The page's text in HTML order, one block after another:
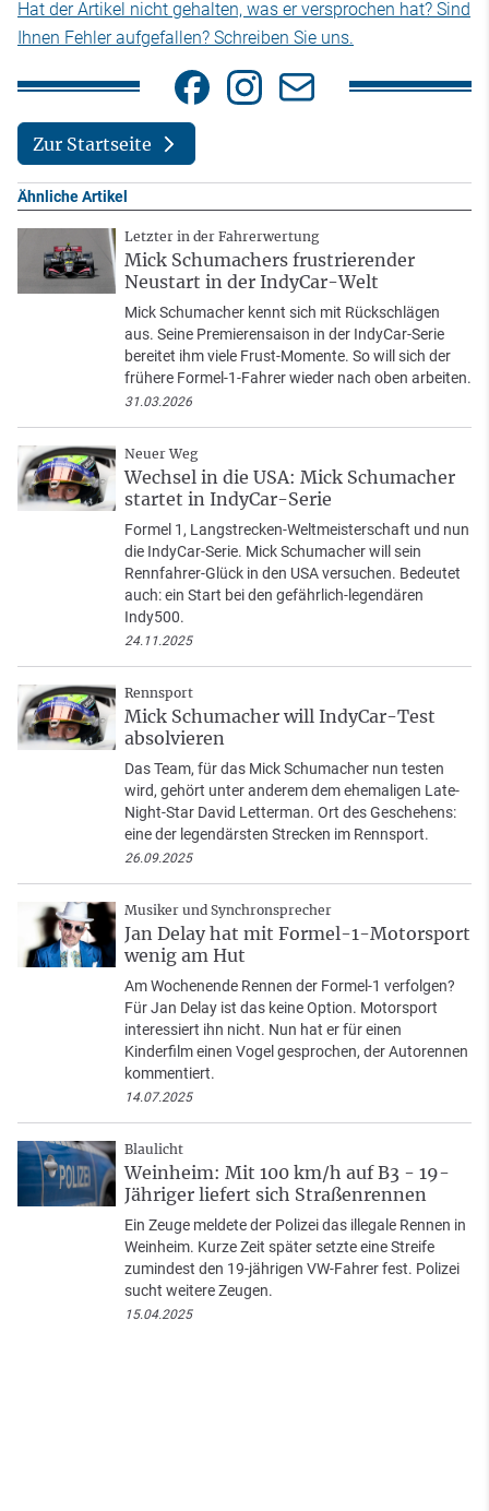
Hat der Artikel nicht gehalten, was er versprochen hat? Sind
Ihnen Fehler aufgefallen? Schreiben Sie uns.
Zur Startseite
Ähnliche Artikel
Letzter in der Fahrerwertung
Mick Schumachers frustrierender
Neustart in der IndyCar-Welt
Mick Schumacher kennt sich mit Rückschlägen
aus. Seine Premierensaison in der IndyCar-Serie
bereitet ihm viele Frust-Momente. So will sich der
frühere Formel-1-Fahrer wieder nach oben arbeiten.
31.03.2026
Neuer Weg
Wechsel in die USA: Mick Schumacher
startet in IndyCar-Serie
Formel 1, Langstrecken-Weltmeisterschaft und nun
die IndyCar-Serie. Mick Schumacher will sein
Rennfahrer-Glück in den USA versuchen. Bedeutet
auch: ein Start bei den gefährlich-legendären
Indy500.
24.11.2025
Rennsport
Mick Schumacher will IndyCar-Test
absolvieren
Das Team, für das Mick Schumacher nun testen
wird, gehört unter anderem dem ehemaligen Late-
Night-Star David Letterman. Ort des Geschehens:
eine der legendärsten Strecken im Rennsport.
26.09.2025
Musiker und Synchronsprecher
Jan Delay hat mit Formel-1-Motorsport
wenig am Hut
Am Wochenende Rennen der Formel-1 verfolgen?
Für Jan Delay ist das keine Option. Motorsport
interessiert ihn nicht. Nun hat er für einen
Kinderfilm einen Vogel gesprochen, der Autorennen
kommentiert.
14.07.2025
Blaulicht
Weinheim: Mit 100 km/h auf B3 - 19-
Jähriger liefert sich Straßenrennen
Ein Zeuge meldete der Polizei das illegale Rennen in
Weinheim. Kurze Zeit später setzte eine Streife
zumindest den 19-jährigen VW-Fahrer fest. Polizei
sucht weitere Zeugen.
15.04.2025